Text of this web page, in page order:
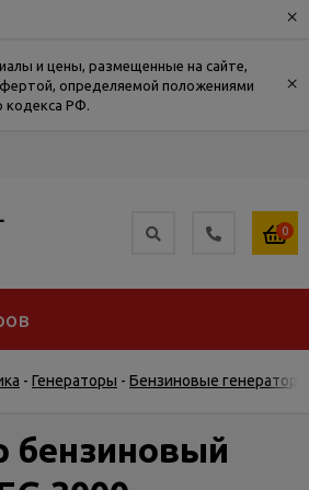
×
и цены, размещенные на сайте,
определяемой положениями
кодекса РФ.
×
0
- Генераторы - Бензиновые генераторы
бензиновый